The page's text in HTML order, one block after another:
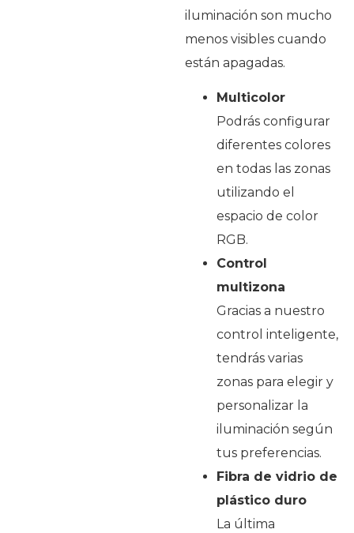
iluminación son mucho
menos visibles cuando
están apagadas.
Multicolor
Podrás configurar
diferentes colores
en todas las zonas
utilizando el
espacio de color
RGB.
Control
multizona
Gracias a nuestro
control inteligente,
tendrás varias
zonas para elegir y
personalizar la
iluminación según
tus preferencias.
Fibra de vidrio de
plástico duro
La última